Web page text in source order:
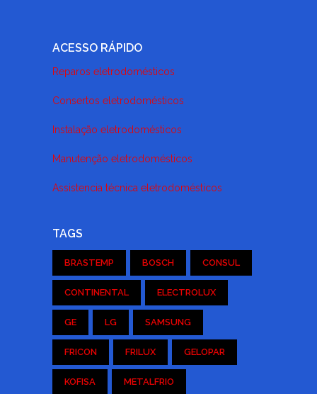
ACESSO RÁPIDO
Reparos eletrodomésticos
Consertos eletrodomésticos
Instalação eletrodomésticos
Manutenção eletrodomésticos
Assistencia técnica eletrodomésticos
TAGS
BRASTEMP BOSCH CONSUL
CONTINENTAL ELECTROLUX
GE LG SAMSUNG
FRICON FRILUX GELOPAR
KOFISA METALFRIO